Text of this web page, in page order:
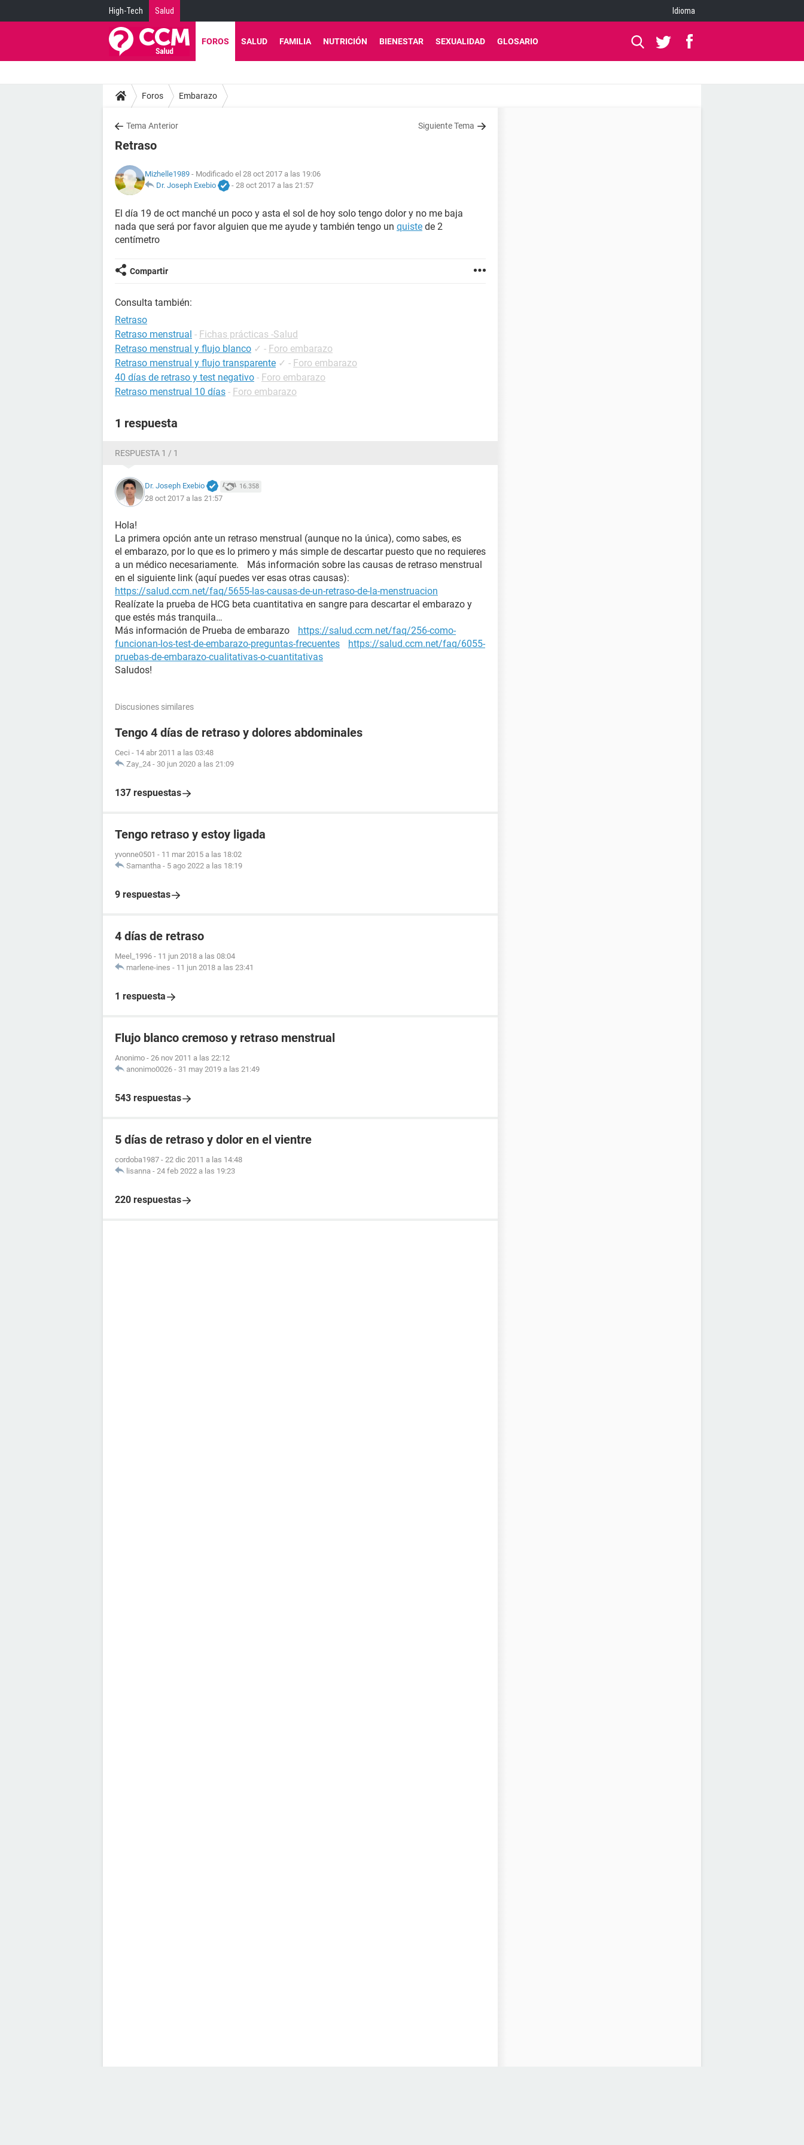
High-Tech Salud Idioma
FOROS SALUD FAMILIA NUTRICIÓN BIENESTAR SEXUALIDAD GLOSARIO
Foros Embarazo
Tema Anterior Siguiente Tema
Retraso
Mizhelle1989 - Modificado el 28 oct 2017 a las 19:06
Dr. Joseph Exebio
- 28 oct 2017 a las 21:57
El día 19 de oct manché un poco y asta el sol de hoy solo tengo dolor y no me baja
nada que será por favor alguien que me ayude y también tengo un quiste de 2
centímetro
Compartir
Consulta también:
Retraso
Retraso menstrual - Fichas prácticas -Salud
Retraso menstrual y flujo blanco ✓ - Foro embarazo
Retraso menstrual y flujo transparente ✓ - Foro embarazo
40 días de retraso y test negativo - Foro embarazo
Retraso menstrual 10 días - Foro embarazo
1 respuesta
RESPUESTA 1 / 1
Dr. Joseph Exebio 16.358
28 oct 2017 a las 21:57
Hola!
La primera opción ante un retraso menstrual (aunque no la única), como sabes, es
el embarazo, por lo que es lo primero y más simple de descartar puesto que no requieres
a un médico necesariamente. Más información sobre las causas de retraso menstrual
en el siguiente link (aquí puedes ver esas otras causas):
https://salud.ccm.net/faq/5655-las-causas-de-un-retraso-de-la-menstruacion
Realízate la prueba de HCG beta cuantitativa en sangre para descartar el embarazo y
que estés más tranquila…
Más información de Prueba de embarazo https://salud.ccm.net/faq/256-como-
funcionan-los-test-de-embarazo-preguntas-frecuentes
https://salud.ccm.net/faq/6055-
pruebas-de-embarazo-cualitativas-o-cuantitativas
Saludos!
Discusiones similares
Tengo 4 días de retraso y dolores abdominales
Ceci - 14 abr 2011 a las 03:48
Zay_24 - 30 jun 2020 a las 21:09
137 respuestas
Tengo retraso y estoy ligada
yvonne0501 - 11 mar 2015 a las 18:02
Samantha - 5 ago 2022 a las 18:19
9 respuestas
4 días de retraso
Meel_1996 - 11 jun 2018 a las 08:04
marlene-ines - 11 jun 2018 a las 23:41
1 respuesta
Flujo blanco cremoso y retraso menstrual
Anonimo - 26 nov 2011 a las 22:12
anonimo0026 - 31 may 2019 a las 21:49
543 respuestas
5 días de retraso y dolor en el vientre
cordoba1987 - 22 dic 2011 a las 14:48
lisanna - 24 feb 2022 a las 19:23
220 respuestas